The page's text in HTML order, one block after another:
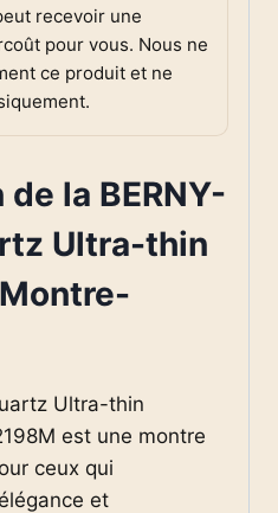
recevoir une
pour vous. Nous ne
ce produit et ne
la BERNY-
Ultra-thin
Ultra-thin
est une montre
ceux qui
et